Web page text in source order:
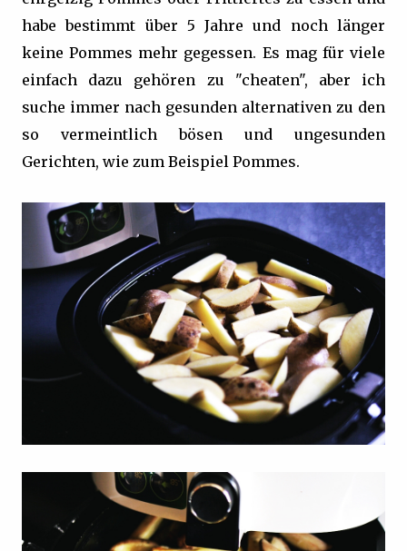
habe bestimmt über 5 Jahre und noch länger
keine Pommes mehr gegessen. Es mag für viele
einfach dazu gehören zu "cheaten", aber ich
suche immer nach gesunden alternativen zu den
so vermeintlich bösen und ungesunden
Gerichten, wie zum Beispiel Pommes.